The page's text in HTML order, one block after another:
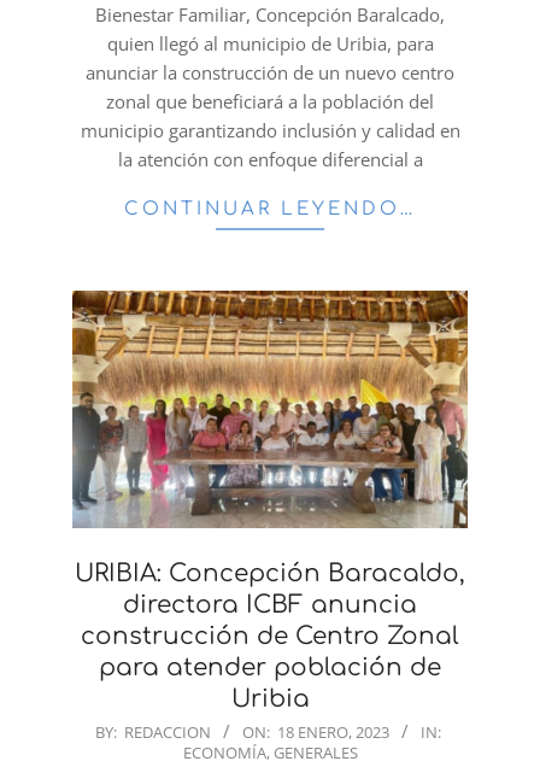
Bienestar Familiar, Concepción Baralcado,
quien llegó al municipio de Uribia, para
anunciar la construcción de un nuevo centro
zonal que beneficiará a la población del
municipio garantizando inclusión y calidad en
la atención con enfoque diferencial a
CONTINUAR LEYENDO…
URIBIA: Concepción Baracaldo,
directora ICBF anuncia
construcción de Centro Zonal
para atender población de
Uribia
2023-
BY: REDACCION ON: 18 ENERO, 2023
IN:
ECONOMÍA, GENERALES